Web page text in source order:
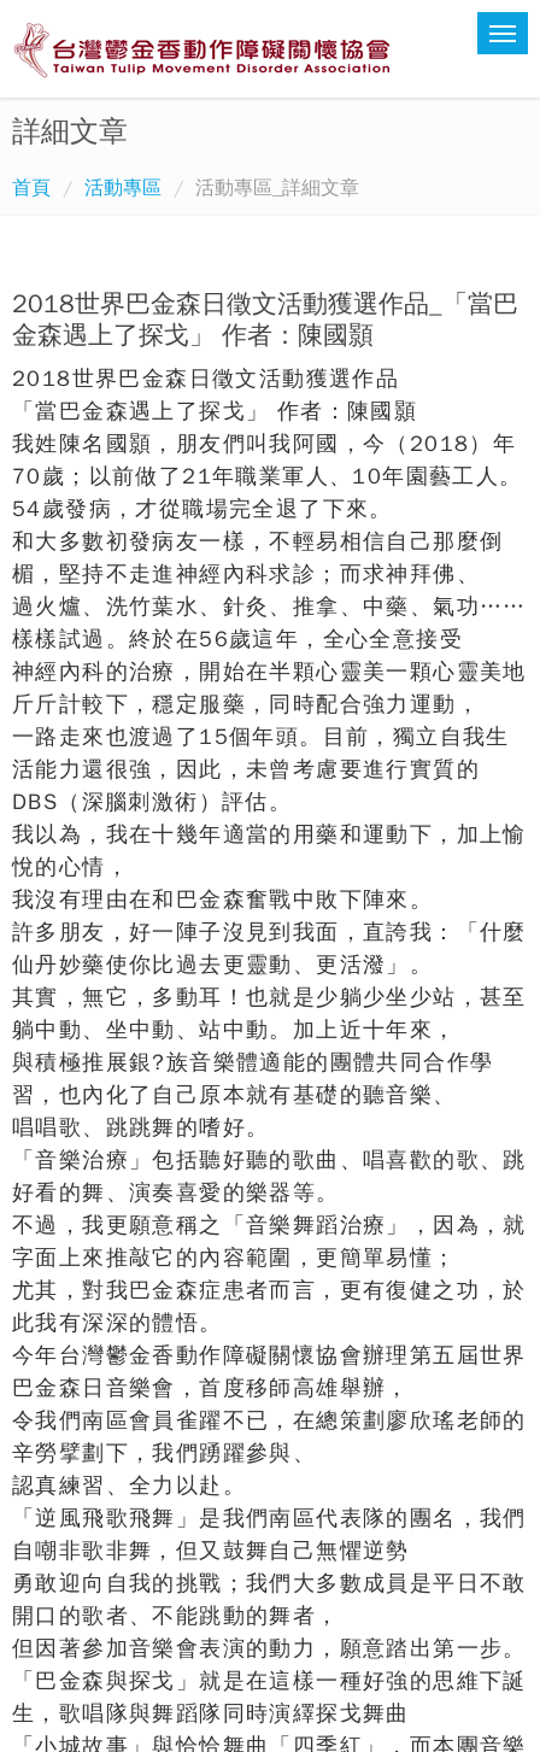
詳細文章
首頁 活動專區 活動專區_詳細文章
2018世界巴金森日徵文活動獲選作品_「當巴
金森遇上了探戈」 作者：陳國顥
2018世界巴金森日徵文活動獲選作品
「當巴金森遇上了探戈」 作者：陳國顥
我姓陳名國顥，朋友們叫我阿國，今（2018）年
70歲；以前做了21年職業軍人、10年園藝工人。
54歲發病，才從職場完全退了下來。
和大多數初發病友一樣，不輕易相信自己那麼倒
楣，堅持不走進神經內科求診；而求神拜佛、
過火爐、洗竹葉水、針灸、推拿、中藥、氣功……
樣樣試過。終於在56歲這年，全心全意接受
神經內科的治療，開始在半顆心靈美一顆心靈美地
斤斤計較下，穩定服藥，同時配合強力運動，
一路走來也渡過了15個年頭。目前，獨立自我生
活能力還很強，因此，未曾考慮要進行實質的
DBS（深腦刺激術）評估。
我以為，我在十幾年適當的用藥和運動下，加上愉
悅的心情，
我沒有理由在和巴金森奮戰中敗下陣來。
許多朋友，好一陣子沒見到我面，直誇我：「什麼
仙丹妙藥使你比過去更靈動、更活潑」。
其實，無它，多動耳！也就是少躺少坐少站，甚至
躺中動、坐中動、站中動。加上近十年來，
與積極推展銀?族音樂體適能的團體共同合作學
習，也內化了自己原本就有基礎的聽音樂、
唱唱歌、跳跳舞的嗜好。
「音樂治療」包括聽好聽的歌曲、唱喜歡的歌、跳
好看的舞、演奏喜愛的樂器等。
不過，我更願意稱之「音樂舞蹈治療」，因為，就
字面上來推敲它的內容範圍，更簡單易懂；
尤其，對我巴金森症患者而言，更有復健之功，於
此我有深深的體悟。
今年台灣鬱金香動作障礙關懷協會辦理第五屆世界
巴金森日音樂會，首度移師高雄舉辦，
令我們南區會員雀躍不已，在總策劃廖欣瑤老師的
辛勞擘劃下，我們踴躍參與、
認真練習、全力以赴。
「逆風飛歌飛舞」是我們南區代表隊的團名，我們
自嘲非歌非舞，但又鼓舞自己無懼逆勢
勇敢迎向自我的挑戰；我們大多數成員是平日不敢
開口的歌者、不能跳動的舞者，
但因著參加音樂會表演的動力，願意踏出第一步。
「巴金森與探戈」就是在這樣一種好強的思維下誕
生，歌唱隊與舞蹈隊同時演繹探戈舞曲
「小城故事」與恰恰舞曲「四季紅」，而本團音樂